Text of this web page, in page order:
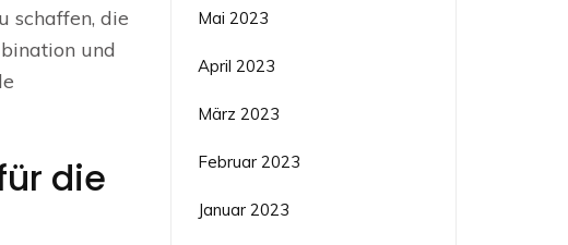
schaffen, die
und
die
Mai 2023
April 2023
März 2023
Februar 2023
Januar 2023